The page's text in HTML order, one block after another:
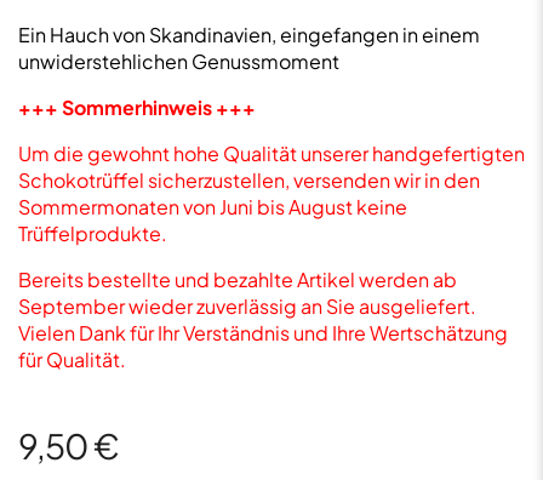
Ein Hauch von Skandinavien, eingefangen in einem
unwiderstehlichen Genussmoment
+++ Sommerhinweis +++
Um die gewohnt hohe Qualität unserer handgefertigten
Schokotrüffel sicherzustellen, versenden wir in den
Sommermonaten von Juni bis August keine
Trüffelprodukte.
Bereits bestellte und bezahlte Artikel werden ab
September wieder zuverlässig an Sie ausgeliefert.
Vielen Dank für Ihr Verständnis und Ihre Wertschätzung
für Qualität.
9,50€